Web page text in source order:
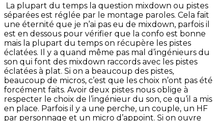
La plupart du temps la question mixdown ou pistes
séparées est réglée par le montage paroles. Cela fait
une éternité que je n’ai pas eu de mixdown, parfois il
est en dessous pour vérifier que la confo est bonne
mais la plupart du temps on récupère les pistes
éclatées. Il y a quand même pas mal d’ingénieurs du
son qui font des mixdown raccords avec les pistes
éclatées à plat. Si on a beaucoup des pistes,
beaucoup de micros, c’est que les choix n’ont pas été
forcément faits. Avoir deux pistes nous oblige à
respecter le choix de l’ingénieur du son, ce qu’il a mis
en place. Parfois il y a une perche, un couple, un HF
par personnage et un micro d’appoint. Si on ouvre